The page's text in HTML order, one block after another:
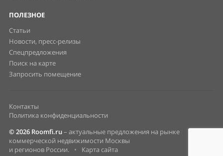
ПОЛЕЗНОЕ
Статьи
Новости, пресс-релизы
Спецпредложения
Поиск на карте
Запросить помещение
Контакты
Политика конфиденциальности
© 2026 Roomfi.ru– актуальные предложения на рынке
коммерческой недвижимости Москвы
и регионов России.
• Карта сайта